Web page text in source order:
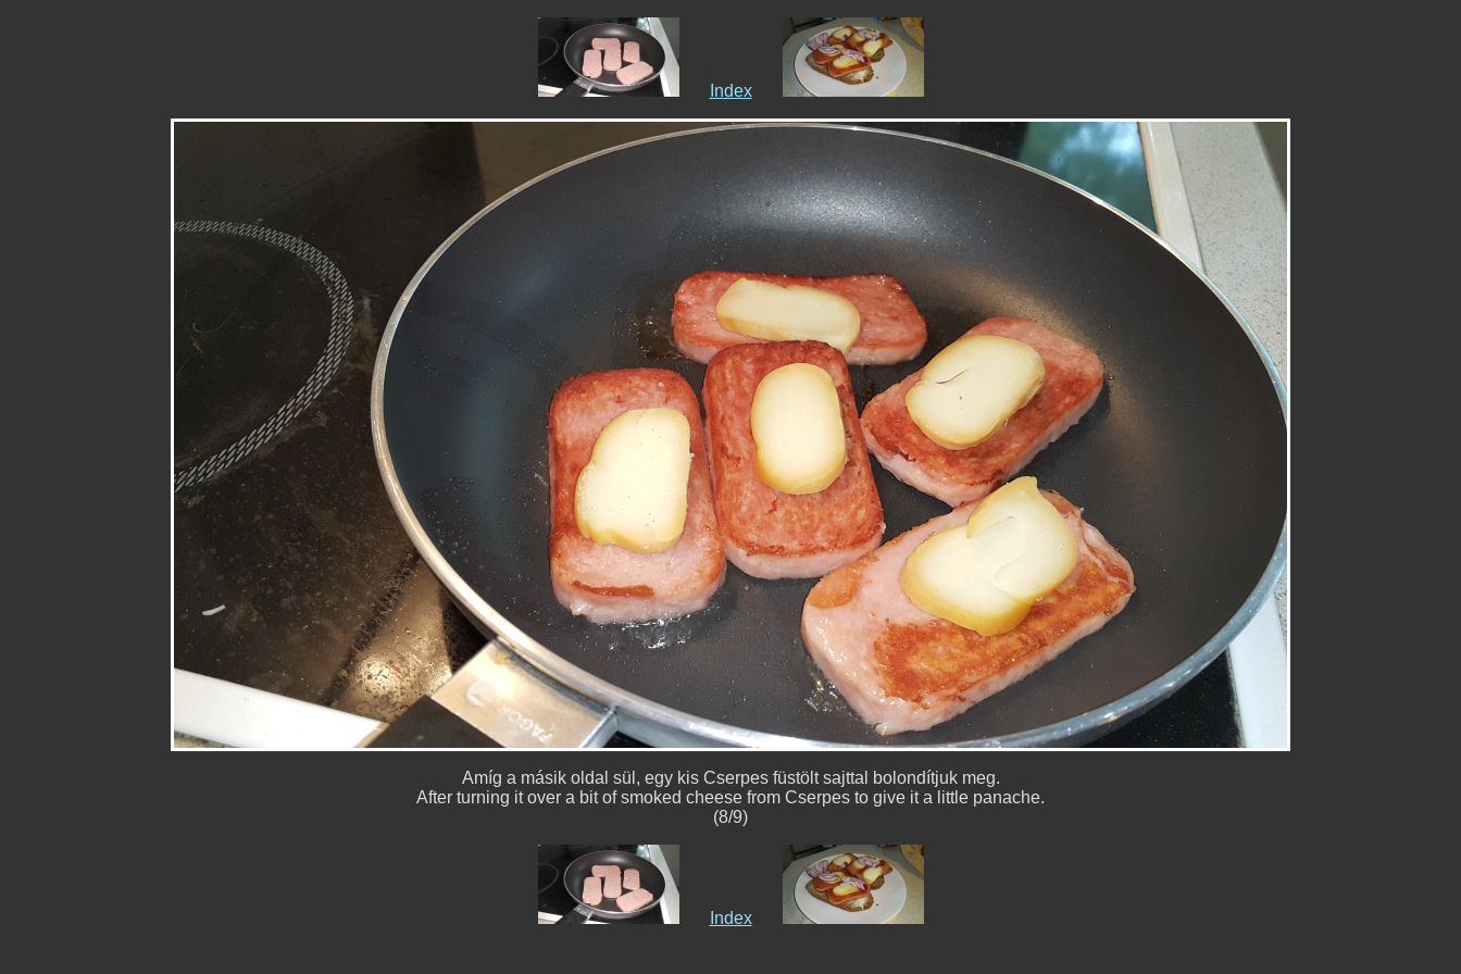
Index
Amíg a másik oldal sül, egy kis Cserpes füstölt sajttal bolondítjuk meg.
After turning it over a bit of smoked cheese from Cserpes to give it a little panache.
(8/9)
Index